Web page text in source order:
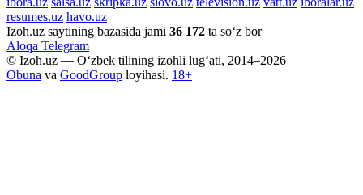
resumes.uz havo.uz
Izoh.uz saytining bazasida jami 36 172 ta so‘z bor
Aloqa Telegram
© Izoh.uz — O‘zbek tilining izohli lug‘ati, 2014–2026
Obuna va GoodGroup loyihasi. 18+